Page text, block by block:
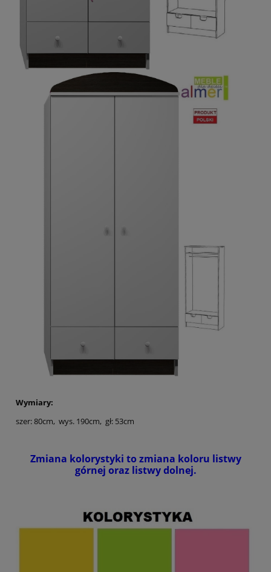
Wymiary:
szer: 80cm, wys. 190cm, gł: 53cm
Zmiana kolorystyki to zmiana koloru listwy
górnej oraz listwy dolnej.